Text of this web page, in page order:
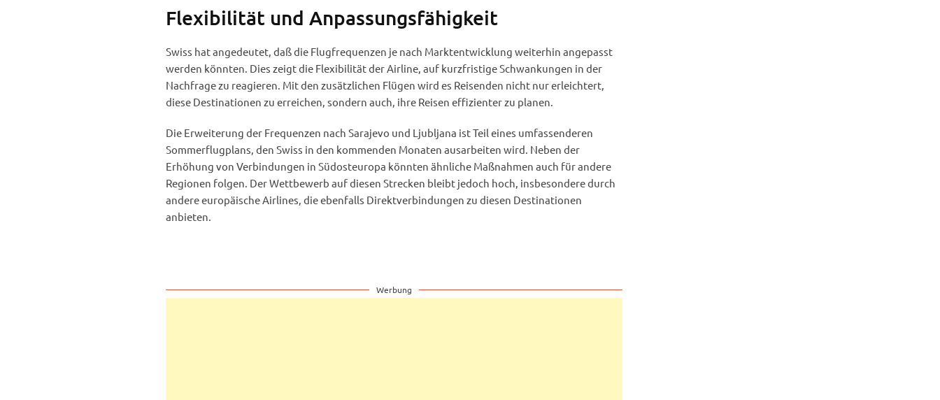
Flexibilität und Anpassungsfähigkeit
Swiss hat angedeutet, daß die Flugfrequenzen je nach Marktentwicklung weiterhin angepasst
werden könnten. Dies zeigt die Flexibilität der Airline, auf kurzfristige Schwankungen in der
Nachfrage zu reagieren. Mit den zusätzlichen Flügen wird es Reisenden nicht nur erleichtert,
diese Destinationen zu erreichen, sondern auch, ihre Reisen effizienter zu planen.
Die Erweiterung der Frequenzen nach Sarajevo und Ljubljana ist Teil eines umfassenderen
Sommerflugplans, den Swiss in den kommenden Monaten ausarbeiten wird. Neben der
Erhöhung von Verbindungen in Südosteuropa könnten ähnliche Maßnahmen auch für andere
Regionen folgen. Der Wettbewerb auf diesen Strecken bleibt jedoch hoch, insbesondere durch
andere europäische Airlines, die ebenfalls Direktverbindungen zu diesen Destinationen
anbieten.
Werbung